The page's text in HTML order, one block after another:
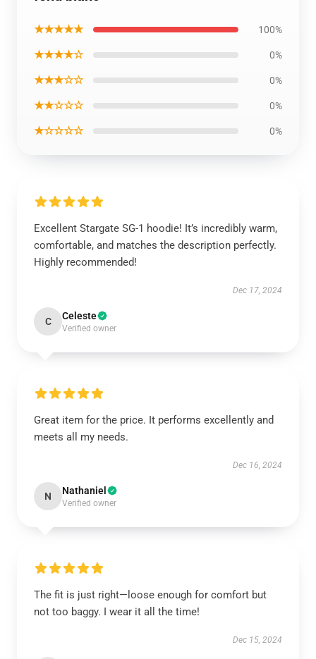
★★★★★ 100%
★★★★☆ 0%
★★★☆☆ 0%
★★☆☆☆ 0%
★☆☆☆☆ 0%
Excellent Stargate SG-1 hoodie! It’s incredibly warm,
comfortable, and matches the description perfectly.
Highly recommended!
Dec 17, 2024
C Celeste
Verified owner
Great item for the price. It performs excellently and
meets all my needs.
Dec 16, 2024
N Nathaniel
Verified owner
The fit is just right—loose enough for comfort but
not too baggy. I wear it all the time!
Dec 15, 2024